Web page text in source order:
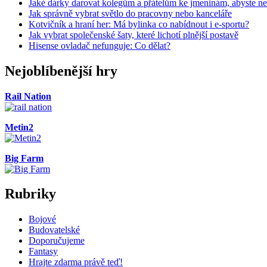
Jaké dárky darovat kolegům a přátelům ke jmeninám, abyste
Jak správně vybrat světlo do pracovny nebo kanceláře
Kotvičník a hraní her: Má bylinka co nabídnout i e-sportu?
Jak vybrat společenské šaty, které lichotí plnější postavě
Hisense ovladač nefunguje: Co dělat?
Nejoblíbenější hry
Rail Nation
Metin2
Big Farm
Rubriky
Bojové
Budovatelské
Doporučujeme
Fantasy
Hrajte zdarma právě teď!